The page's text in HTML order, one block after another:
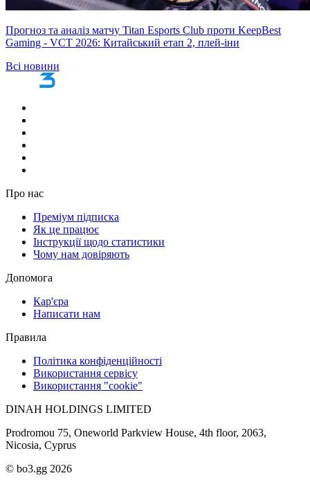
Прогноз та аналіз матчу Titan Esports Club проти KeepBest
Gaming - VCT 2026: Китайський етап 2, плей-іни
Всі новини
Про нас
Преміум підписка
Як це працює
Інструкції щодо статистики
Чому нам довіряють
Допомога
Кар'єра
Написати нам
Правила
Політика конфіденційності
Використання сервісу
Використання "cookie"
DINAH HOLDINGS LIMITED
Prodromou 75, Oneworld Parkview House, 4th floor, 2063,
Nicosia, Cyprus
© bo3.gg 2026